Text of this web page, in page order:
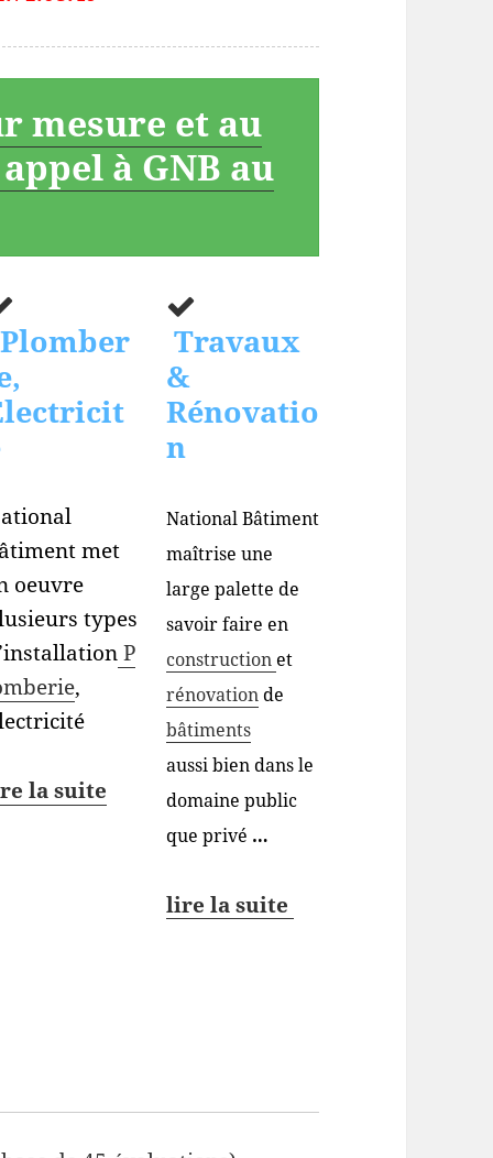
mesure et au
à GNB au
Plomber
met
oeuvre
types
P
,
la suite
Travaux
&
Rénovatio
n
National Bâtiment
maîtrise une
large palette de
savoir faire en
construction et
rénovationde
bâtiments
aussi bien dans le
domaine public
que privé …
lire la suite